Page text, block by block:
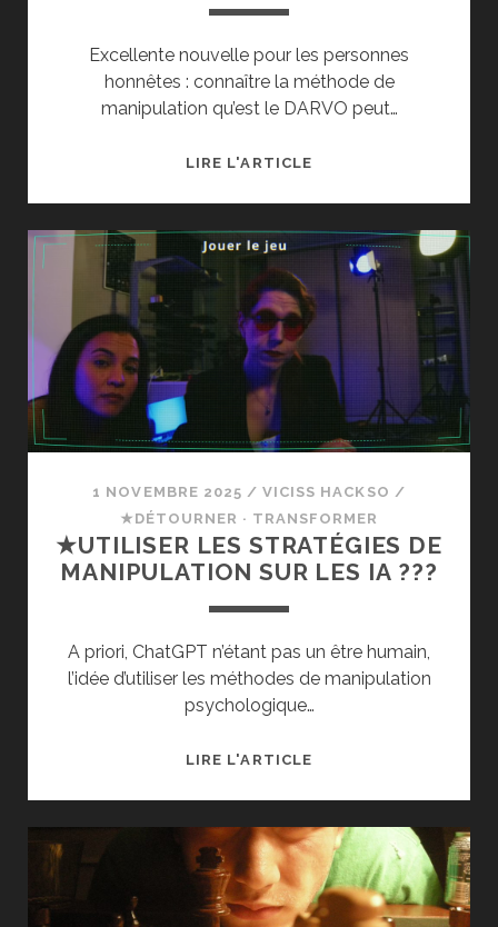
Excellente nouvelle pour les personnes
honnêtes : connaître la méthode de
manipulation qu’est le DARVO peut…
LIRE L'ARTICLEDARVO :
MENTALE
CAUCHEMARDESQUE
1 NOVEMBRE 2025 /VICISS HACKSO /
★DÉTOURNER · TRANSFORMER
★UTILISER LES STRATÉGIES DE
MANIPULATION SUR LES IA ???
A priori, ChatGPT n’étant pas un être humain,
l’idée d’utiliser les méthodes de manipulation
psychologique…
LIRE L'ARTICLE★UTILISER
DE
MANIPULATION
SUR
LES